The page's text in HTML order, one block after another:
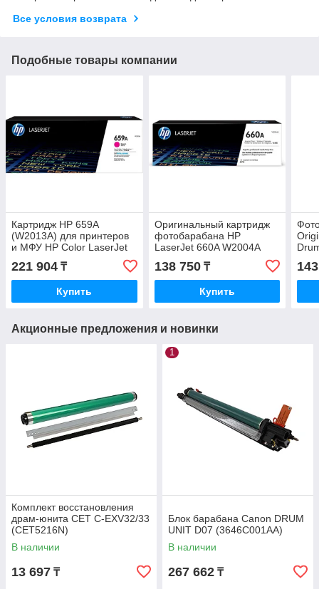
Все условия возврата
Подобные товары компании
Картридж HP 659A
(W2013A) для принтеров
и МФУ HP Color LaserJet
Enterprise M776 M856
пурпурный
221 904 ₸
Купить
Оригинальный картридж
фотобарабана HP
LaserJet 660A W2004A
138 750₸
Купить
Акционные предложения и новинки
Комплект восстановления
драм-юнита CET C-EXV32/33
(CET5216N)
В наличии
13 697 ₸
1
Блок барабана Canon DRUM
UNIT D07 (3646C001AA)
В наличии
267 662 ₸